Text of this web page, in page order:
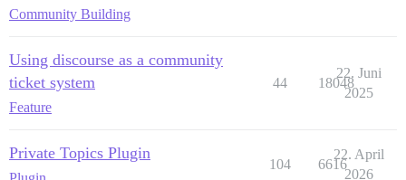
Community Building
Using discourse as a community
ticket system
Feature
44 18048
22. Juni
2025
Private Topics Plugin
104 6616
22. April
2026